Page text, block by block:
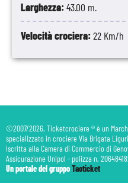
Larghezza:43.00 m.
Velocità crociera:22 Km/h
©2007/2026. Ticketcrociere ® è un
specializzato in crociere Via Brigata
Iscritta alla Camera di Commercio di
Assicurazione Unipol - polizza n.
Un portale del gruppoTaoticket